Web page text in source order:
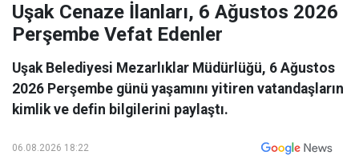
Uşak Cenaze İlanları, 6 Ağustos 2026
Perşembe Vefat Edenler
Uşak Belediyesi Mezarlıklar Müdürlüğü, 6 Ağustos
2026 Perşembe günü yaşamını yitiren vatandaşların
kimlik ve defin bilgilerini paylaştı.
06.08.2026 18:22